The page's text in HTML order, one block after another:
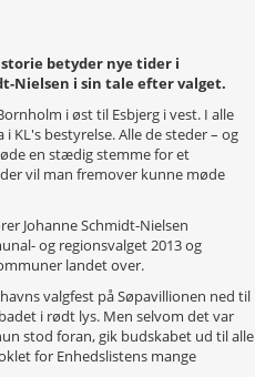
betyder nye tider i
Nielsen i sin tale efter valget.
i øst til Esbjerg i vest. I alle
KL's bestyrelse. Alle de steder – og
en stædig stemme for et
vil man fremover kunne møde
Johanne Schmidt-Nielsen
og regionsvalget 2013 og
landet over.
valgfest på Søpavillionen ned til
i rødt lys. Men selvom det var
stod foran, gik budskabet ud til alle
for Enhedslistens mange